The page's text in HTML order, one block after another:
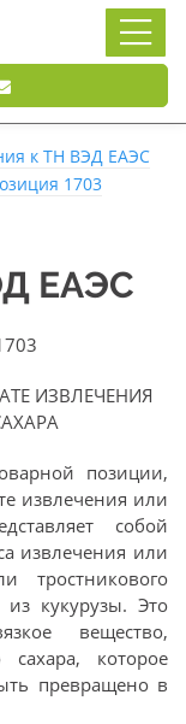
к ТН ВЭД ЕАЭС
1703
ЕАЭС
ИЗВЛЕЧЕНИЯ
позиции,
извлечения или
собой
извлечения или
тростникового
из кукурузы. Это
вещество,
которое
превращено в